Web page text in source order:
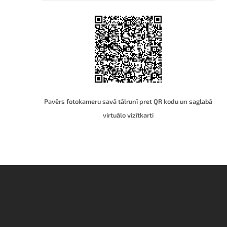
Pavērs fotokameru savā tālrunī pret QR kodu un saglabā
virtuālo vizītkarti